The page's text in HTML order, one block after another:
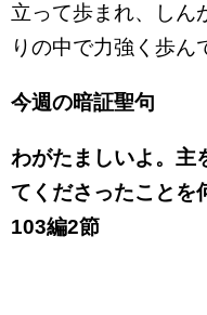
立って歩まれ、しん
りの中で力強く歩ん
今週の暗証聖句
わがたましいよ。主
てくださったこと
103編2節